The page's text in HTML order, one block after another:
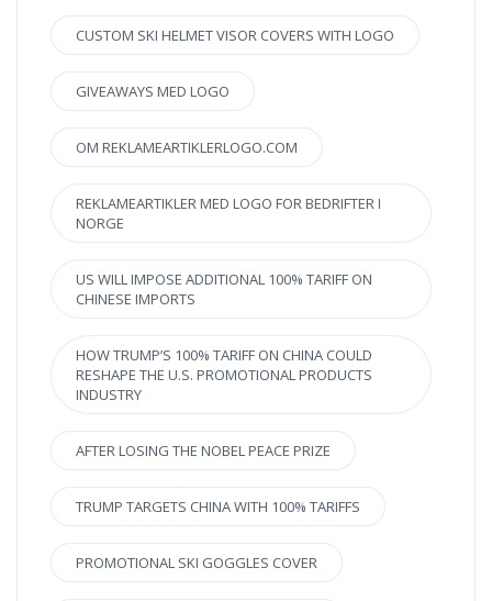
CUSTOM SKI HELMET VISOR COVERS WITH LOGO
GIVEAWAYS MED LOGO
OM REKLAMEARTIKLERLOGO.COM
REKLAMEARTIKLER MED LOGO FOR BEDRIFTER I
NORGE
US WILL IMPOSE ADDITIONAL 100% TARIFF ON
CHINESE IMPORTS
HOW TRUMP’S 100% TARIFF ON CHINA COULD
RESHAPE THE U.S. PROMOTIONAL PRODUCTS
INDUSTRY
AFTER LOSING THE NOBEL PEACE PRIZE
TRUMP TARGETS CHINA WITH 100% TARIFFS
PROMOTIONAL SKI GOGGLES COVER